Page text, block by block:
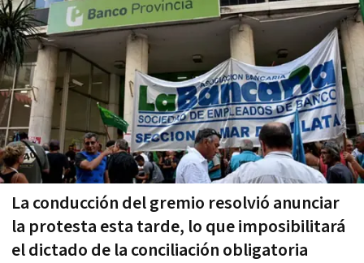
La conducción del gremio resolvió anunciar
la protesta esta tarde, lo que imposibilitará
el dictado de la conciliación obligatoria